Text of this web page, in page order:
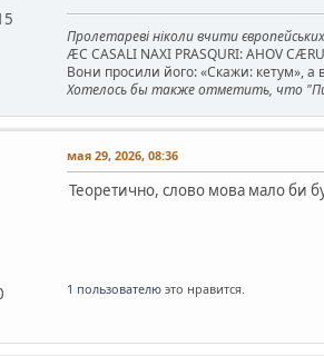
Пролетареві ніколи вчити
ÆC CASALI NAXI PRASQURI: AHOV
Вони просили його: «Скажи: кетум», а
Хотелось бы также отметить, что
мая 29, 2026, 08:36
Теоретично, слово мова мало би
1 пользователю это нравится.